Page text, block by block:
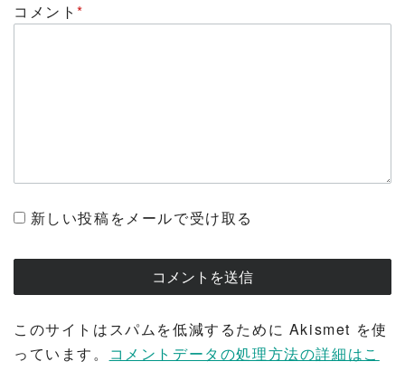
コメント*
新しい投稿をメールで受け取る
このサイトはスパムを低減するために Akismet を使
っています。
コメントデータの処理方法の詳細はこ